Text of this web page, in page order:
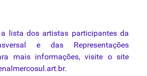
lista dos artistas participantes da
e das Representações
mais informações, visite o site
.